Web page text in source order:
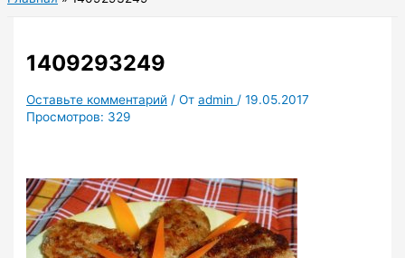
1409293249
Оставьте комментарий / Отadmin /19.05.2017
Просмотров: 329